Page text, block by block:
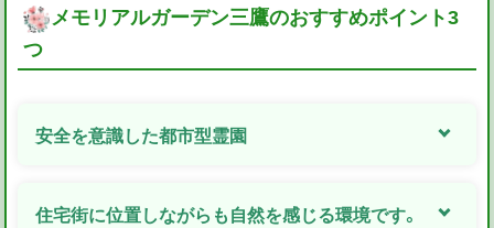
メモリアルガーデン三鷹のおすすめポイント3
つ
安全を意識した都市型霊園
住宅街に位置しながらも自然を感じる環境です。